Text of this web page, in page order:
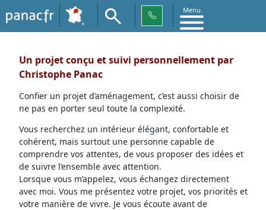
Menu
Un projet conçu et suivi personnellement par
Christophe Panac
Confier un projet d’aménagement, c’est aussi choisir de
ne pas en porter seul toute la complexité.
Vous recherchez un intérieur élégant, confortable et
cohérent, mais surtout une personne capable de
comprendre vos attentes, de vous proposer des idées et
de suivre l’ensemble avec attention.
Lorsque vous m’appelez, vous échangez directement
avec moi. Vous me présentez votre projet, vos priorités et
votre manière de vivre. Je vous écoute avant de